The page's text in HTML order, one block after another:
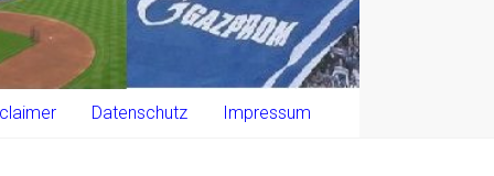
Datenschutz Impressum